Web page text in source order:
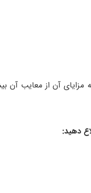
آن از معایب آن
دهید: